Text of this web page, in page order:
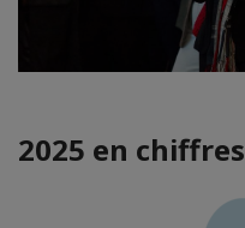
2025 en chiffres